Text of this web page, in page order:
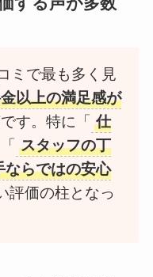
ミで最も多く見
以上の満足感が
す。特に「 仕
スタッフの丁
ならではの安心
評価の柱となっ